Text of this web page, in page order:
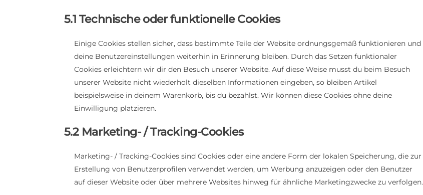
5.1 Technische oder funktionelle Cookies
Einige Cookies stellen sicher, dass bestimmte Teile der Website ordnungsgemäß funktionieren und
deine Benutzereinstellungen weiterhin in Erinnerung bleiben. Durch das Setzen funktionaler
Cookies erleichtern wir dir den Besuch unserer Website. Auf diese Weise musst du beim Besuch
unserer Website nicht wiederholt dieselben Informationen eingeben, so bleiben Artikel
beispielsweise in deinem Warenkorb, bis du bezahlst. Wir können diese Cookies ohne deine
Einwilligung platzieren.
5.2 Marketing- / Tracking-Cookies
Marketing- / Tracking-Cookies sind Cookies oder eine andere Form der lokalen Speicherung, die zur
Erstellung von Benutzerprofilen verwendet werden, um Werbung anzuzeigen oder den Benutzer
auf dieser Website oder über mehrere Websites hinweg für ähnliche Marketingzwecke zu verfolgen.